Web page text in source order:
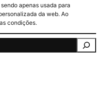
apenas usada para
da web. Ao
condições.